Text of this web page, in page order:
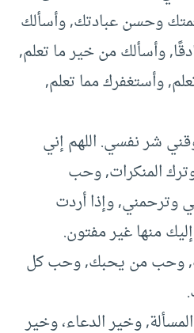
وحسن عبادتك, وأسألك
وأسألك من خير ما تعلم,
وأستغفرك مما تعلم,
شر نفسي. اللهم إني
المنكرات, وحب
وترحمني, وإذا أردت
منها غير مفتون.
وحب من يحبك, وحب كل
وخير الدعاء، وخير